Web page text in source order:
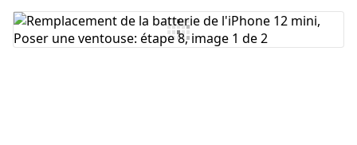
Ajouter un commentaire